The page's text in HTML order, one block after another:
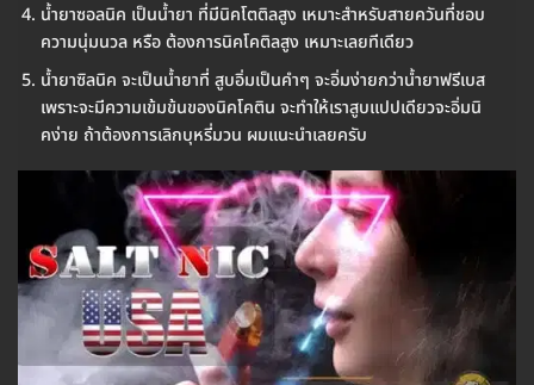
น้ำยาซอลนิค เป็นน้ำยา ที่มีนิคโตติลสูง เหมาะสำหรับสายควันที่ชอบ
ความนุ่มนวล หรือ ต้องการนิคโคติลสูง เหมาะเลยทีเดียว
น้ำยาซิลนิค จะเป็นน้ำยาที่ สูบอิ่มเป็นคำๆ จะอิ่มง่ายกว่าน้ำยาฟรีเบส
เพราะจะมีความเข้มข้นของนิคโคติน จะทำให้เราสูบแปปเดียวจะอิ่มนิ
คง่าย ถ้าต้องการเลิกบุหรี่มวน ผมแนะนำเลยครับ